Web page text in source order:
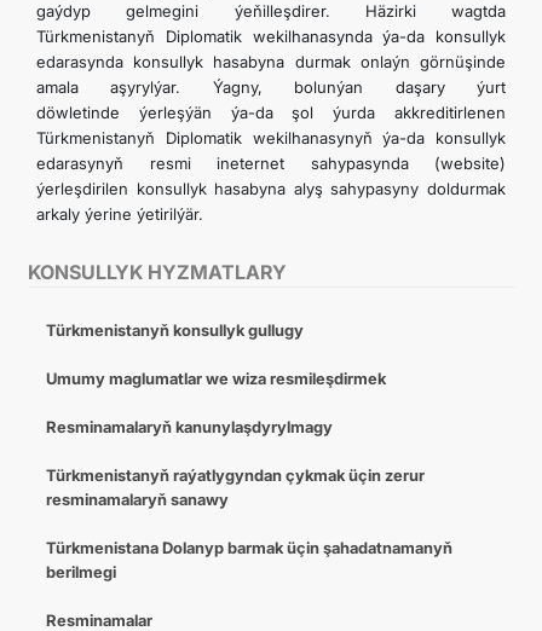
KONSULLYK HYZMATLARY
Türkmenistanyň konsullyk gullugy
Umumy maglumatlar we wiza resmileşdirmek
Resminamalaryň kanunylaşdyrylmagy
Türkmenistanyň raýatlygyndan çykmak üçin zerur
resminamalaryň sanawy
Türkmenistana Dolanyp barmak üçin şahadatnamanyň
berilmegi
Resminamalar
gaýdyp gelmegini ýeňilleşdirer. Häzirki wagtda
Türkmenistanyň Diplomatik wekilhanasynda ýa-da konsullyk
edarasynda konsullyk hasabyna durmak onlaýn görnüşinde
amala aşyrylýar. Ýagny, bolunýan daşary ýurt
döwletinde ýerleşýän ýa-da şol ýurda akkreditirlenen
Türkmenistanyň Diplomatik wekilhanasynyň ýa-da konsullyk
edarasynyň resmi ineternet sahypasynda (website)
ýerleşdirilen konsullyk hasabyna alyş sahypasyny doldurmak
arkaly ýerine ýetirilýär.